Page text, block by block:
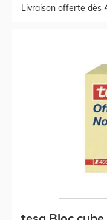
Livraison offerte dès